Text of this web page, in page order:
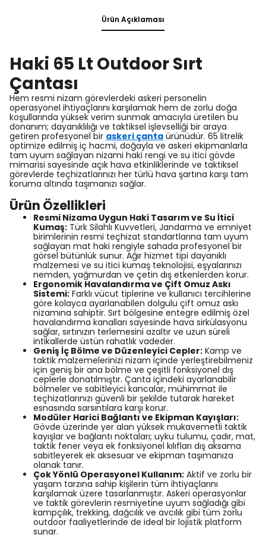
Ürün Açıklaması
Haki 65 Lt Outdoor Sırt
Çantası
Hem resmi nizam görevlerdeki askeri personelin
operasyonel ihtiyaçlarını karşılamak hem de zorlu doğa
koşullarında yüksek verim sunmak amacıyla üretilen bu
donanım; dayanıklılığı ve taktiksel işlevselliği bir araya
getiren profesyonel bir askeri çanta ürünüdür. 65 litrelik
optimize edilmiş iç hacmi, doğayla ve askeri ekipmanlarla
tam uyum sağlayan nizami haki rengi ve su itici gövde
mimarisi sayesinde açık hava etkinliklerinde ve taktiksel
görevlerde teçhizatlarınızı her türlü hava şartına karşı tam
koruma altında taşımanızı sağlar.
Ürün Özellikleri
Resmi Nizama Uygun Haki Tasarım ve Su İtici
Kumaş: Türk Silahlı Kuvvetleri, Jandarma ve emniyet
birimlerinin resmi teçhizat standartlarına tam uyum
sağlayan mat haki rengiyle sahada profesyonel bir
görsel bütünlük sunur. Ağır hizmet tipi dayanıklı
malzemesi ve su itici kumaş teknolojisi, eşyalarınızı
nemden, yağmurdan ve çetin dış etkenlerden korur.
Ergonomik Havalandırma ve Çift Omuz Askı
Sistemi: Farklı vücut tiplerine ve kullanıcı tercihlerine
göre kolayca ayarlanabilen dolgulu çift omuz askı
nizamına sahiptir. Sırt bölgesine entegre edilmiş özel
havalandırma kanalları sayesinde hava sirkülasyonu
sağlar, sırtınızın terlemesini azaltır ve uzun süreli
intikallerde üstün rahatlık vadeder.
Geniş İç Bölme ve Düzenleyici Cepler: Kamp ve
taktik malzemelerinizi nizam içinde yerleştirebilmeniz
için geniş bir ana bölme ve çeşitli fonksiyonel dış
ceplerle donatılmıştır. Çanta içindeki ayarlanabilir
bölmeler ve sabitleyici kancalar, mühimmat ile
teçhizatlarınızı güvenli bir şekilde tutarak hareket
esnasında sarsıntılara karşı korur.
Modüler Harici Bağlantı ve Ekipman Kayışları:
Gövde üzerinde yer alan yüksek mukavemetli taktik
kayışlar ve bağlantı noktaları; uyku tulumu, çadır, mat,
taktik fener veya ek fonksiyonel kılıfları dış aksama
sabitleyerek ek aksesuar ve ekipman taşımanıza
olanak tanır.
Çok Yönlü Operasyonel Kullanım: Aktif ve zorlu bir
yaşam tarzına sahip kişilerin tüm ihtiyaçlarını
karşılamak üzere tasarlanmıştır. Askeri operasyonlar
ve taktik görevlerin resmiyetine uyum sağladığı gibi
kampçılık, trekking, dağcılık ve avcılık gibi tüm zorlu
outdoor faaliyetlerinde de ideal bir lojistik platform
sunar.